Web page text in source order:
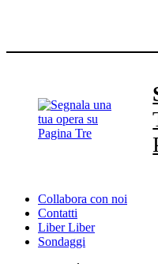
Collabora con noi
Contatti
Liber Liber
Sondaggi